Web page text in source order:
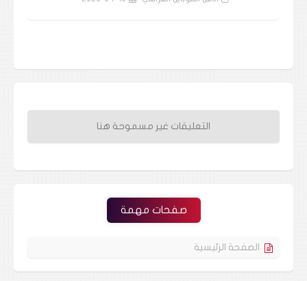
التعليقات غير مسموحة هنا
صفحات مهمة
الصفحة الرئيسية